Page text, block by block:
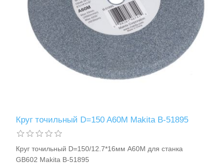
Грузоподъемное оборудование
Круг точильный D=150 A60M Makita B-51895
Круг точильный D=150/12.7*16мм A60M для станка
GB602 Makita B-51895